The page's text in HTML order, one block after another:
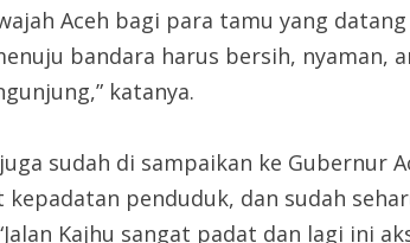
Aceh bagi para tamu yang
bandara harus bersih, nyaman,
katanya.
sudah di sampaikan ke Gubernur
penduduk, dan sudah
Kajhu sangat padat dan lagi ini